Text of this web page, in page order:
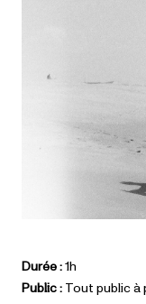
Durée :1h
Public : Tout public à